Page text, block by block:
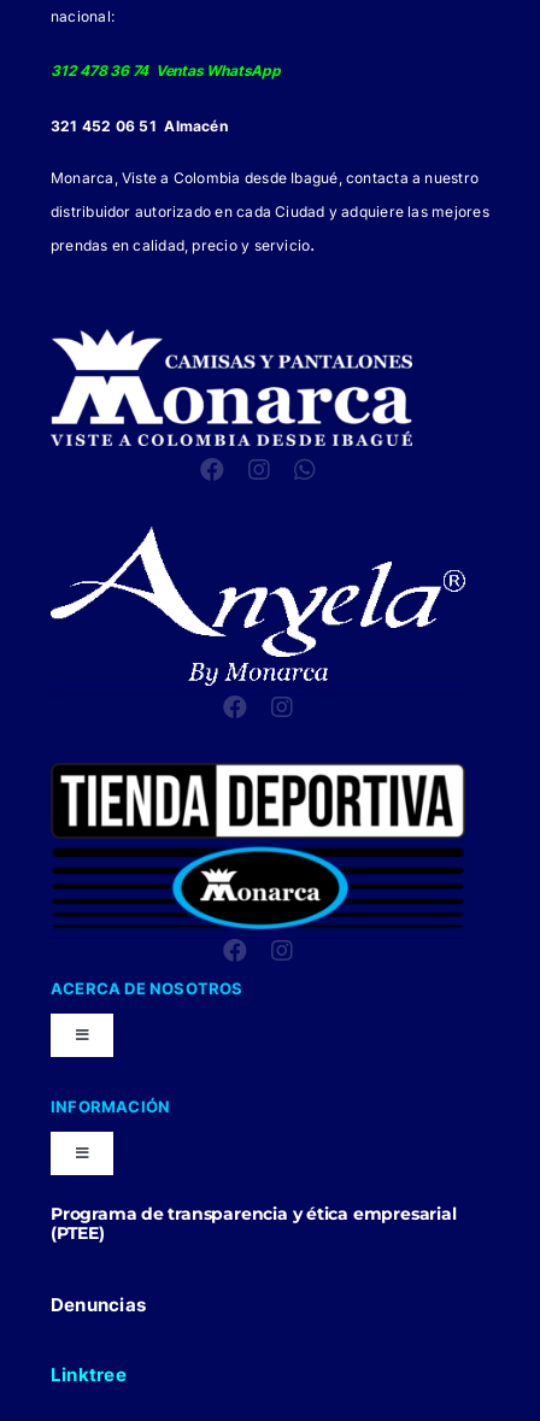
nacional:
312 478 36 74 Ventas WhatsApp
321 452 06 51 Almacén
Monarca, Viste a Colombia desde Ibagué, contacta a nuestro
distribuidor autorizado en cada Ciudad y adquiere las mejores
prendas en calidad, precio y servicio.
ACERCA DE NOSOTROS
Toggle
Navigation
Nuestra Compañia
Trabaja con nosotros
INFORMACIÓN
Toggle
Navigation
Blog
Politicas Comerciales
Programa de transparencia y ética empresarial
(PTEE)
Denuncias
Linktree